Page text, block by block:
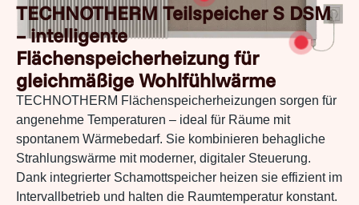
TECHNOTHERM Teilspeicher S DSM
– intelligente
Flächenspeicherheizung für
gleichmäßige Wohlfühlwärme
TECHNOTHERM Flächenspeicherheizungen sorgen für
angenehme Temperaturen – ideal für Räume mit
spontanem Wärmebedarf. Sie kombinieren behagliche
Strahlungswärme mit moderner, digitaler Steuerung.
Dank integrierter Schamottspeicher heizen sie effizient im
Intervallbetrieb und halten die Raumtemperatur konstant.